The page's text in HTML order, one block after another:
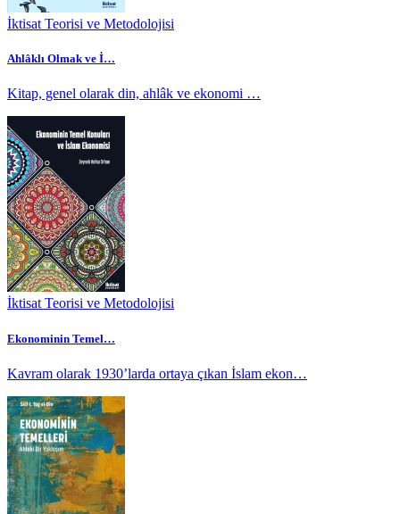
İktisat Teorisi ve Metodolojisi
Ahlâklı Olmak ve İ…
Kitap, genel olarak din, ahlâk ve ekonomi …
İktisat Teorisi ve Metodolojisi
Ekonominin Temel…
Kavram olarak 1930’larda ortaya çıkan İslam ekon…